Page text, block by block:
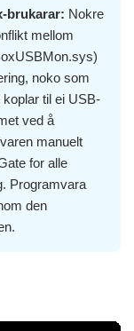
brukarar: Nokre
mellom
noko som
til ei USB-
ved å
manuelt
for alle
Programvara
den